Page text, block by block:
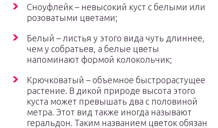
Сноуфлейк – невысокий куст с белыми или
розоватыми цветами;
Белый – листья у этого вида чуть длиннее,
чем у собратьев, а белые цветы
напоминают формой колокольчик;
Крючковатый – объемное быстрорастущее
растение. В дикой природе высота этого
куста может превышать два с половиной
метра. Этот вид также иногда называют
геральдон. Таким названием цветок обязан